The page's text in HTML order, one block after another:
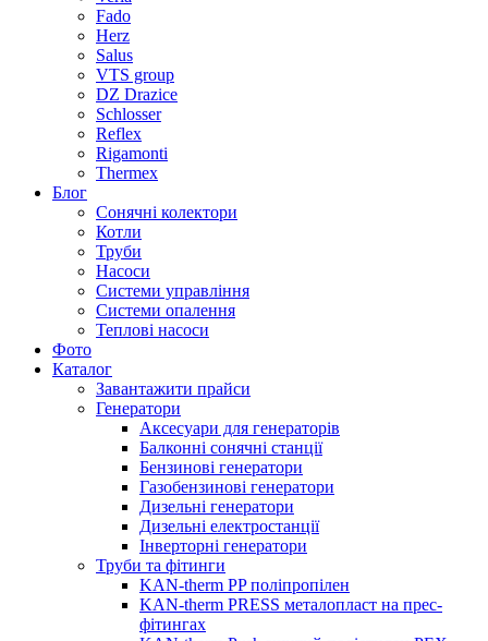
Fado
Herz
Salus
VTS group
DZ Drazice
Schlosser
Reflex
Rigamonti
Thermex
Блог
Сонячні колектори
Котли
Труби
Насоси
Системи управління
Системи опалення
Теплові насоси
Фото
Каталог
Завантажити прайси
Генератори
Аксесуари для генераторів
Балконні сонячні станції
Бензинові генератори
Газобензинові генератори
Дизельні генератори
Дизельні електростанції
Інверторні генератори
Труби та фітинги
KAN-therm PP поліпропілен
KAN-therm PRESS металопласт на прес-
фітингах